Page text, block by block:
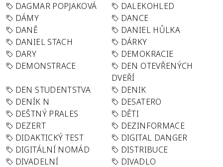
DAGMAR POPJAKOVÁ
DALEKOHLED
DÁMY
DANCE
DANĚ
DANIEL HŮLKA
DANIEL STACH
DÁRKY
DARY
DEMOKRACIE
DEMONSTRACE
DEN OTEVŘENÝCH
DVEŘÍ
DEN STUDENTSTVA
DENIK
DENÍK N
DESATERO
DEŠTNÝ PRALES
DĚTI
DEZERT
DEZINFORMACE
DIDAKTICKÝ TEST
DIGITAL DANGER
DIGITÁLNÍ NOMÁD
DISTRIBUCE
DIVADELNÍ
DIVADLO